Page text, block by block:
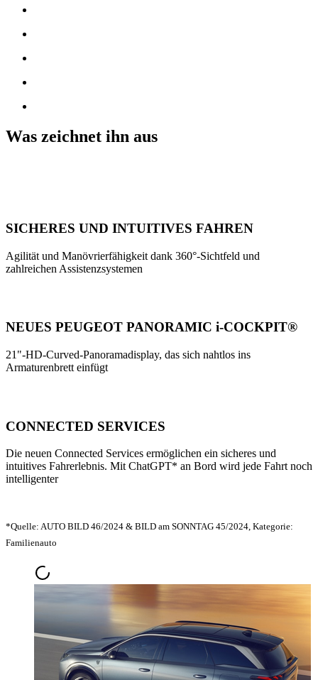
Was zeichnet ihn aus
SICHERES UND INTUITIVES FAHREN
Agilität und Manövrierfähigkeit dank 360°-Sichtfeld und
zahlreichen Assistenzsystemen
NEUES PEUGEOT PANORAMIC i-COCKPIT®
21"-HD-Curved-Panoramadisplay, das sich nahtlos ins
Armaturenbrett einfügt
CONNECTED SERVICES
Die neuen Connected Services ermöglichen ein sicheres und
intuitives Fahrerlebnis. Mit ChatGPT* an Bord wird jede Fahrt noch
intelligenter
*Quelle: AUTO BILD 46/2024 & BILD am SONNTAG 45/2024, Kategorie:
Familienauto